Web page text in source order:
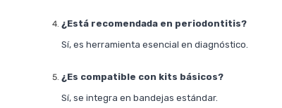
¿Está recomendada en periodontitis?
Sí, es herramienta esencial en diagnóstico.
¿Es compatible con kits básicos?
Sí, se integra en bandejas estándar.